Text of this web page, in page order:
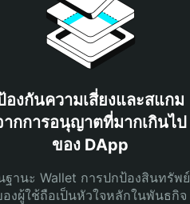
องกันความเสี่ยงและสแกม
ากการอนุญาตที่มากเกินไป
ของ DApp
ฐานะ Wallet การปกป้องสินทรัพย์
องผู้ใช้ถือเป็นหัวใจหลักในพันธกิจ